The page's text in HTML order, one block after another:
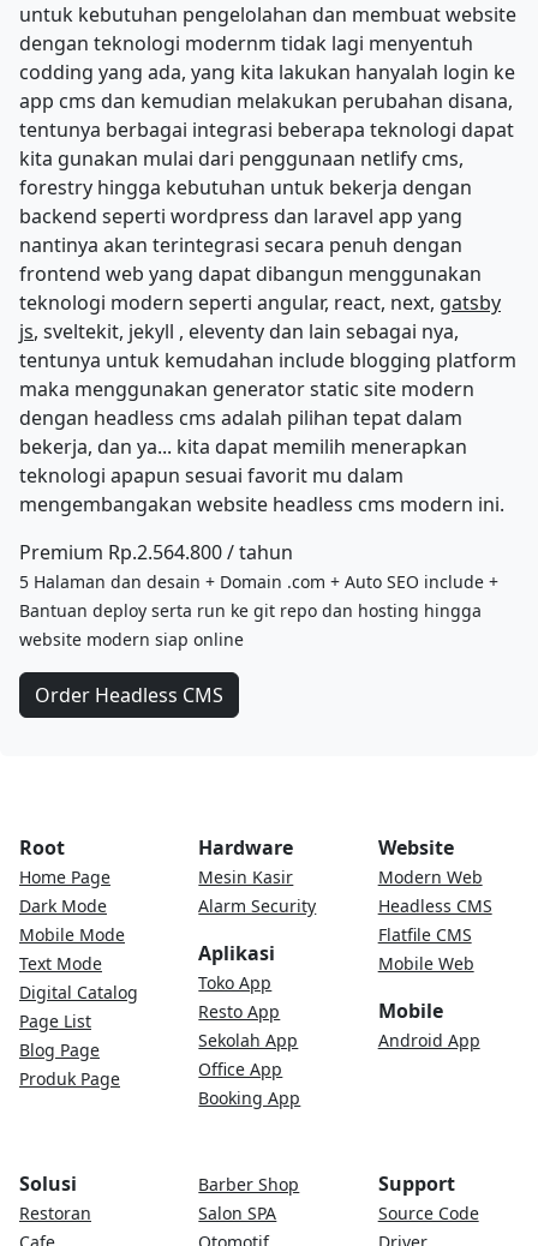
untuk kebutuhan pengelolahan dan membuat website
dengan teknologi modernm tidak lagi menyentuh
codding yang ada, yang kita lakukan hanyalah login ke
app cms dan kemudian melakukan perubahan disana,
tentunya berbagai integrasi beberapa teknologi dapat
kita gunakan mulai dari penggunaan netlify cms,
forestry hingga kebutuhan untuk bekerja dengan
backend seperti wordpress dan laravel app yang
nantinya akan terintegrasi secara penuh dengan
frontend web yang dapat dibangun menggunakan
teknologi modern seperti angular, react, next, gatsby
js, sveltekit, jekyll , eleventy dan lain sebagai nya,
tentunya untuk kemudahan include blogging platform
maka menggunakan generator static site modern
dengan headless cms adalah pilihan tepat dalam
bekerja, dan ya... kita dapat memilih menerapkan
teknologi apapun sesuai favorit mu dalam
mengembangakan website headless cms modern ini.
Premium Rp.2.564.800 / tahun
5 Halaman dan desain + Domain .com + Auto SEO include +
Bantuan deploy serta run ke git repo dan hosting hingga
website modern siap online
Order Headless CMS
Root
Home Page
Dark Mode
Mobile Mode
Text Mode
Digital Catalog
Page List
Blog Page
Produk Page
Hardware
Mesin Kasir
Alarm Security
Aplikasi
Toko App
Resto App
Sekolah App
Office App
Booking App
Website
Modern Web
Headless CMS
Flatfile CMS
Mobile Web
Mobile
Android App
Solusi
Restoran
Barber Shop
Salon SPA
Support
Source Code